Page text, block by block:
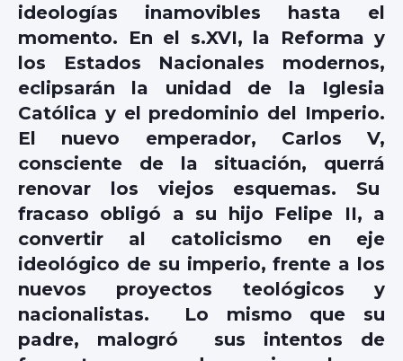
ideologías inamovibles hasta el
momento. En el s.XVI, la Reforma y
los Estados Nacionales modernos,
eclipsarán la unidad de la Iglesia
Católica y el predominio del Imperio.
El nuevo emperador, Carlos V,
consciente de la situación, querrá
renovar los viejos esquemas. Su
fracaso obligó a su hijo Felipe II, a
convertir al catolicismo en eje
ideológico de su imperio, frente a los
nuevos proyectos teológicos y
nacionalistas. Lo mismo que su
padre, malogró sus intentos de